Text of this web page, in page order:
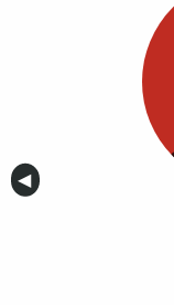
Anterior
◀︎